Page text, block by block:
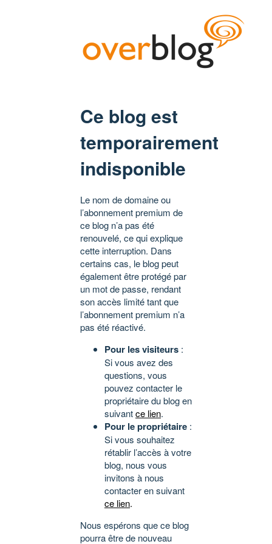
Ce blog est
temporairement
indisponible
Le nom de domaine ou
l’abonnement premium de
ce blog n’a pas été
renouvelé, ce qui explique
cette interruption. Dans
certains cas, le blog peut
également être protégé par
un mot de passe, rendant
son accès limité tant que
l’abonnement premium n’a
pas été réactivé.
Pour les visiteurs :
Si vous avez des
questions, vous
pouvez contacter le
propriétaire du blog en
suivantce lien.
Pour le propriétaire :
Si vous souhaitez
rétablir l’accès à votre
blog, nous vous
invitons à nous
contacter en suivant
ce lien.
Nous espérons que ce blog
pourra être de nouveau